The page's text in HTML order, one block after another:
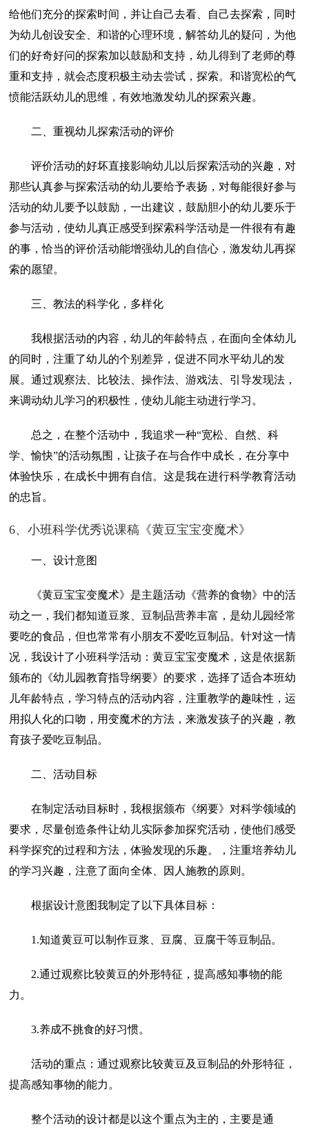
给他们充分的探索时间，并让自己去看、自己去探索，同时
为幼儿创设安全、和谐的心理环境，解答幼儿的疑问，为他
们的好奇好问的探索加以鼓励和支持，幼儿得到了老师的尊
重和支持，就会态度积极主动去尝试，探索。和谐宽松的气
愤能活跃幼儿的思维，有效地激发幼儿的探索兴趣。
二、重视幼儿探索活动的评价
评价活动的好坏直接影响幼儿以后探索活动的兴趣，对
那些认真参与探索活动的幼儿要给予表扬，对每能很好参与
活动的幼儿要予以鼓励，一出建议，鼓励胆小的幼儿要乐于
参与活动，使幼儿真正感受到探索科学活动是一件很有有趣
的事，恰当的评价活动能增强幼儿的自信心，激发幼儿再探
索的愿望。
三、教法的科学化，多样化
我根据活动的内容，幼儿的年龄特点，在面向全体幼儿
的同时，注重了幼儿的个别差异，促进不同水平幼儿的发
展。通过观察法、比较法、操作法、游戏法、引导发现法，
来调动幼儿学习的积极性，使幼儿能主动进行学习。
总之，在整个活动中，我追求一种“宽松、自然、科
学、愉快”的活动氛围，让孩子在与合作中成长，在分享中
体验快乐，在成长中拥有自信。这是我在进行科学教育活动
的忠旨。
6、小班科学优秀说课稿《黄豆宝宝变魔术》
一、设计意图
《黄豆宝宝变魔术》是主题活动《营养的食物》中的活
动之一，我们都知道豆浆、豆制品营养丰富，是幼儿园经常
要吃的食品，但也常常有小朋友不爱吃豆制品。针对这一情
况，我设计了小班科学活动：黄豆宝宝变魔术，这是依据新
颁布的《幼儿园教育指导纲要》的要求，选择了适合本班幼
儿年龄特点，学习特点的活动内容，注重教学的趣味性，运
用拟人化的口吻，用变魔术的方法，来激发孩子的兴趣，教
育孩子爱吃豆制品。
二、活动目标
在制定活动目标时，我根据颁布《纲要》对科学领域的
要求，尽量创造条件让幼儿实际参加探究活动，使他们感受
科学探究的过程和方法，体验发现的乐趣。，注重培养幼儿
的学习兴趣，注意了面向全体、因人施教的原则。
根据设计意图我制定了以下具体目标：
1.知道黄豆可以制作豆浆、豆腐、豆腐干等豆制品。
2.通过观察比较黄豆的外形特征，提高感知事物的能
力。
3.养成不挑食的好习惯。
活动的重点：通过观察比较黄豆及豆制品的外形特征，
提高感知事物的能力。
整个活动的设计都是以这个重点为主的，主要是通